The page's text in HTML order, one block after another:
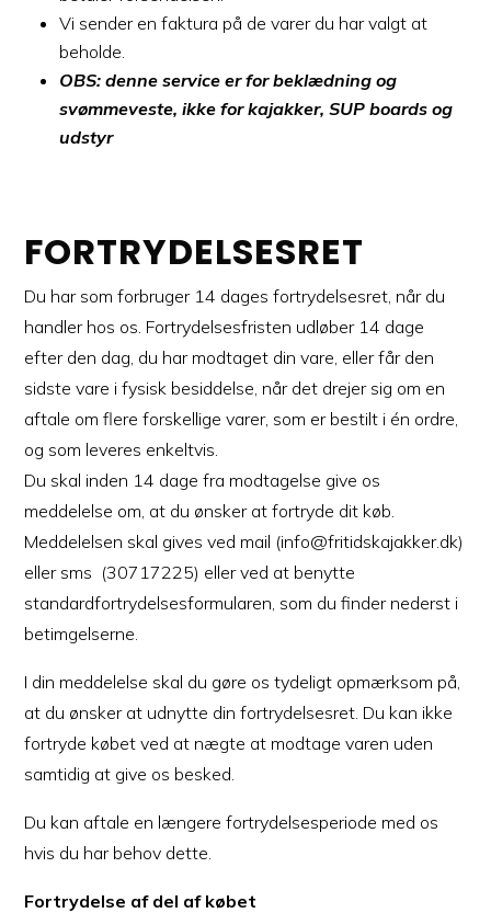
Vi sender en faktura på de varer du har valgt at
beholde.
OBS: denne service er for beklædning og
svømmeveste, ikke for kajakker, SUP boards og
udstyr
FORTRYDELSESRET
Du har som forbruger 14 dages fortrydelsesret, når du
handler hos os. Fortrydelsesfristen udløber 14 dage
efter den dag, du har modtaget din vare, eller får den
sidste vare i fysisk besiddelse, når det drejer sig om en
aftale om flere forskellige varer, som er bestilt i én ordre,
og som leveres enkeltvis.
Du skal inden 14 dage fra modtagelse give os
meddelelse om, at du ønsker at fortryde dit køb.
Meddelelsen skal gives ved mail (info@fritidskajakker.dk)
eller sms (30717225) eller ved at benytte
standardfortrydelsesformularen, som du finder nederst i
betimgelserne.
I din meddelelse skal du gøre os tydeligt opmærksom på,
at du ønsker at udnytte din fortrydelsesret. Du kan ikke
fortryde købet ved at nægte at modtage varen uden
samtidig at give os besked.
Du kan aftale en længere fortrydelsesperiode med os
hvis du har behov dette.
Fortrydelse af del af købet